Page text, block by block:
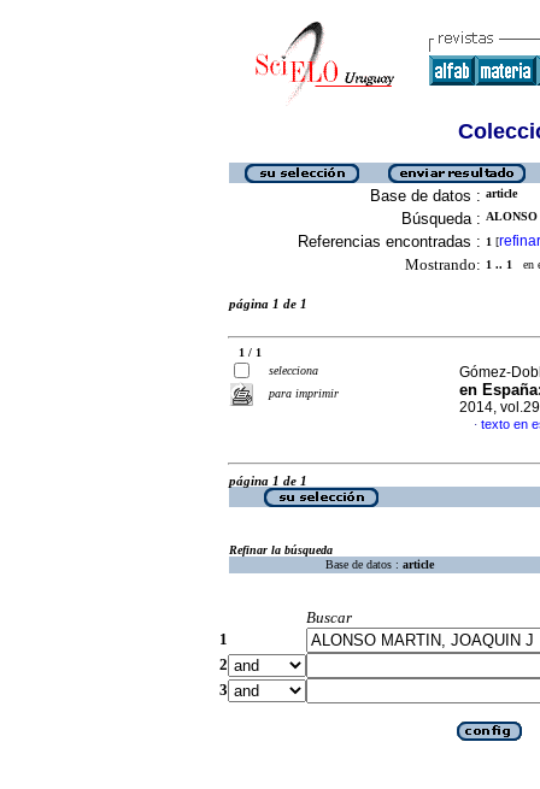
Base de datos : article
Búsqueda :
Referencias encontradas : 1 [refinar
Mostrando: 1 .. 1 en
página 1 de 1
1 / 1
selecciona
para imprimir
Gómez-
en España
2014,
· texto en
página 1 de 1
Refinar la búsqueda
Base de datos : article
Buscar
1
2
3